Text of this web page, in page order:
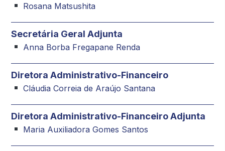
Rosana Matsushita
Secretária Geral Adjunta
Anna Borba Fregapane Renda
Diretora Administrativo-Financeiro
Cláudia Correia de Araújo Santana
Diretora Administrativo-Financeiro Adjunta
Maria Auxiliadora Gomes Santos